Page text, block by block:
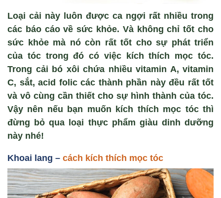
Loại cải này luôn được ca ngợi rất nhiều trong
các báo cáo về sức khỏe. Và không chỉ tốt cho
sức khỏe mà nó còn rất tốt cho sự phát triển
của tóc trong đó có việc kích thích mọc tóc.
Trong cải bó xôi chứa nhiều vitamin A, vitamin
C, sắt, acid folic các thành phần này đều rất tốt
và vô cùng cần thiết cho sự hình thành của tóc.
Vậy nên nếu bạn muốn kích thích mọc tóc thì
đừng bỏ qua loại thực phẩm giàu dinh dưỡng
này nhé!
Khoai lang – cách kích thích mọc tóc